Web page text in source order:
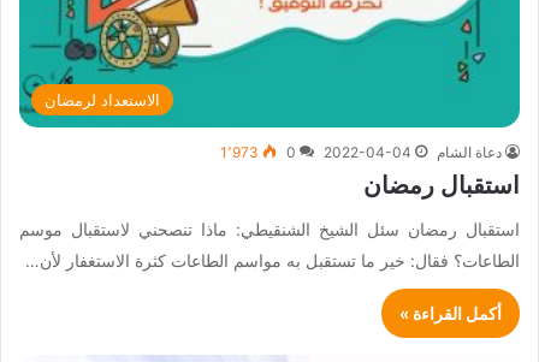
الاستعداد لرمضان
دعاة الشام 2022-04-04
0 1٬973
استقبال رمضان
استقبال رمضان سئل الشيخ الشنقيطي: ماذا تنصحني لاستقبال موسم
الطاعات؟ فقال: خير ما تستقبل به مواسم الطاعات كثرة الاستغفار لأن…
أكمل القراءة »